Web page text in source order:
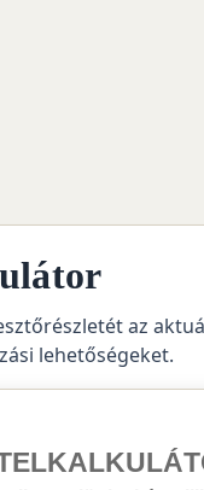
az
lehetőségeket.